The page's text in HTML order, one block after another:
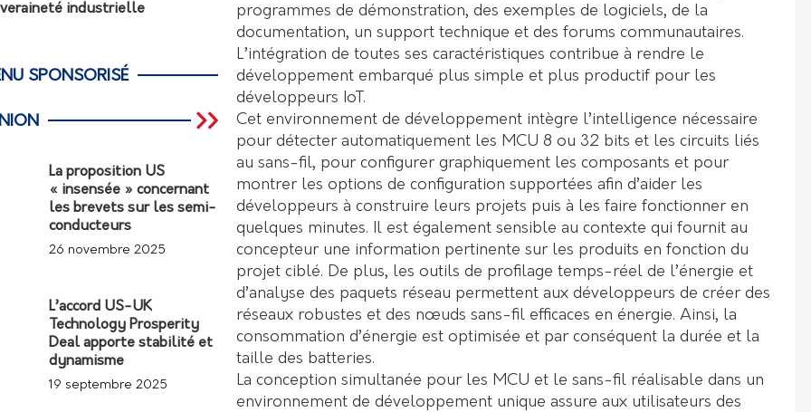
programmes de démonstration, des exemples de logiciels, de la
documentation, un support technique et des forums communautaires.
L’intégration de toutes ses caractéristiques contribue à rendre le
développement embarqué plus simple et plus productif pour les
développeurs IoT.
Cet environnement de développement intègre l’intelligence nécessaire
pour détecter automatiquement les MCU 8 ou 32 bits et les circuits liés
au sans-fil, pour configurer graphiquement les composants et pour
montrer les options de configuration supportées afin d’aider les
développeurs à construire leurs projets puis à les faire fonctionner en
quelques minutes. Il est également sensible au contexte qui fournit au
concepteur une information pertinente sur les produits en fonction du
projet ciblé. De plus, les outils de profilage temps-réel de l’énergie et
d’analyse des paquets réseau permettent aux développeurs de créer des
réseaux robustes et des nœuds sans-fil efficaces en énergie. Ainsi, la
consommation d’énergie est optimisée et par conséquent la durée et la
taille des batteries.
La conception simultanée pour les MCU et le sans-fil réalisable dans un
environnement de développement unique assure aux utilisateurs des
industrielle
SPONSORISÉ
La proposition US
« insensée » concernant
les brevets sur les semi-
conducteurs
26 novembre 2025
L’accord US-UK
Technology Prosperity
Deal apporte stabilité et
dynamisme
19 septembre 2025